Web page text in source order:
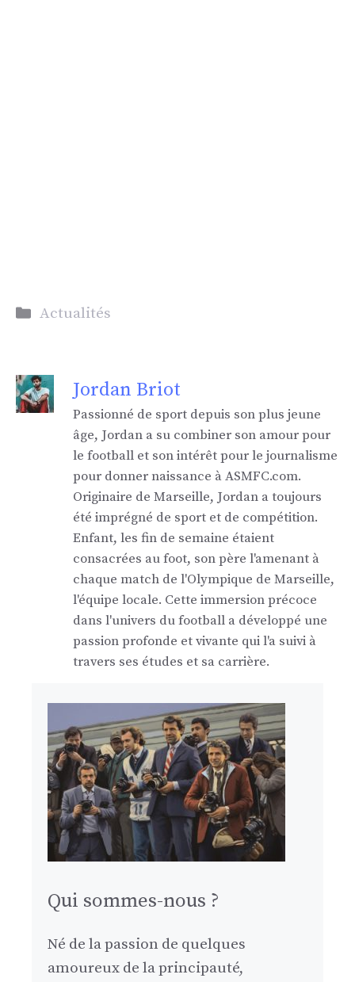
Catégories
Actualités
Jordan Briot
Passionné de sport depuis son plus jeune
âge, Jordan a su combiner son amour pour
le football et son intérêt pour le journalisme
pour donner naissance à ASMFC.com.
Originaire de Marseille, Jordan a toujours
été imprégné de sport et de compétition.
Enfant, les fin de semaine étaient
consacrées au foot, son père l'amenant à
chaque match de l'Olympique de Marseille,
l'équipe locale. Cette immersion précoce
dans l'univers du football a développé une
passion profonde et vivante qui l'a suivi à
travers ses études et sa carrière.
Qui sommes-nous ?
Né de la passion de quelques
amoureux de la principauté,